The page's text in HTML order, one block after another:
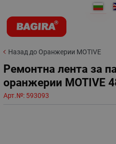
Назад до Оранжерии MOTIVE
Ремонтна лента за
оранжерии MOTIVE
Арт.№: 593093